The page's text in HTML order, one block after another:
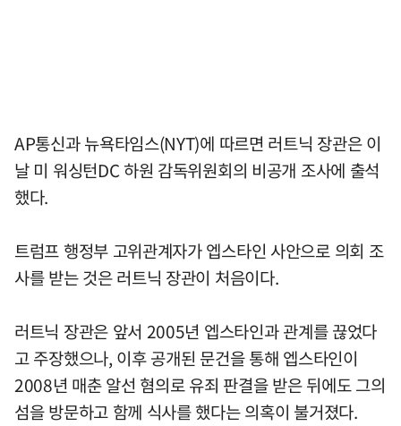
AP통신과 뉴욕타임스(NYT)에 따르면 러트닉 장관은 이
날 미 워싱턴DC 하원 감독위원회의 비공개 조사에 출석
했다.
트럼프 행정부 고위관계자가 엡스타인 사안으로 의회 조
사를 받는 것은 러트닉 장관이 처음이다.
러트닉 장관은 앞서 2005년 엡스타인과 관계를 끊었다
고 주장했으나, 이후 공개된 문건을 통해 엡스타인이
2008년 매춘 알선 혐의로 유죄 판결을 받은 뒤에도 그의
섬을 방문하고 함께 식사를 했다는 의혹이 불거졌다.